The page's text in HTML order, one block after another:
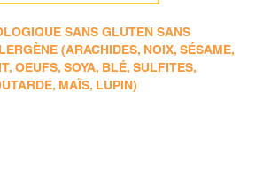
SANS GLUTEN SANS
(ARACHIDES, NOIX, SÉSAME,
OEUFS, SOYA, BLÉ, SULFITES,
MAÏS, LUPIN)